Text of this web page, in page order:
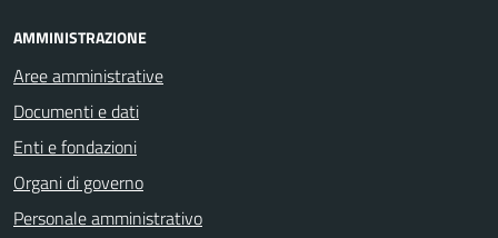
AMMINISTRAZIONE
Aree amministrative
Documenti e dati
Enti e fondazioni
Organi di governo
Personale amministrativo